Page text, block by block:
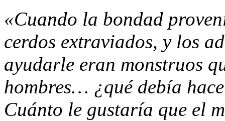
«Cuando la bondad
cerdos extraviados, y los
ayudarle eran monstruos
hombres… ¿qué debía
Cuánto le gustaría que el